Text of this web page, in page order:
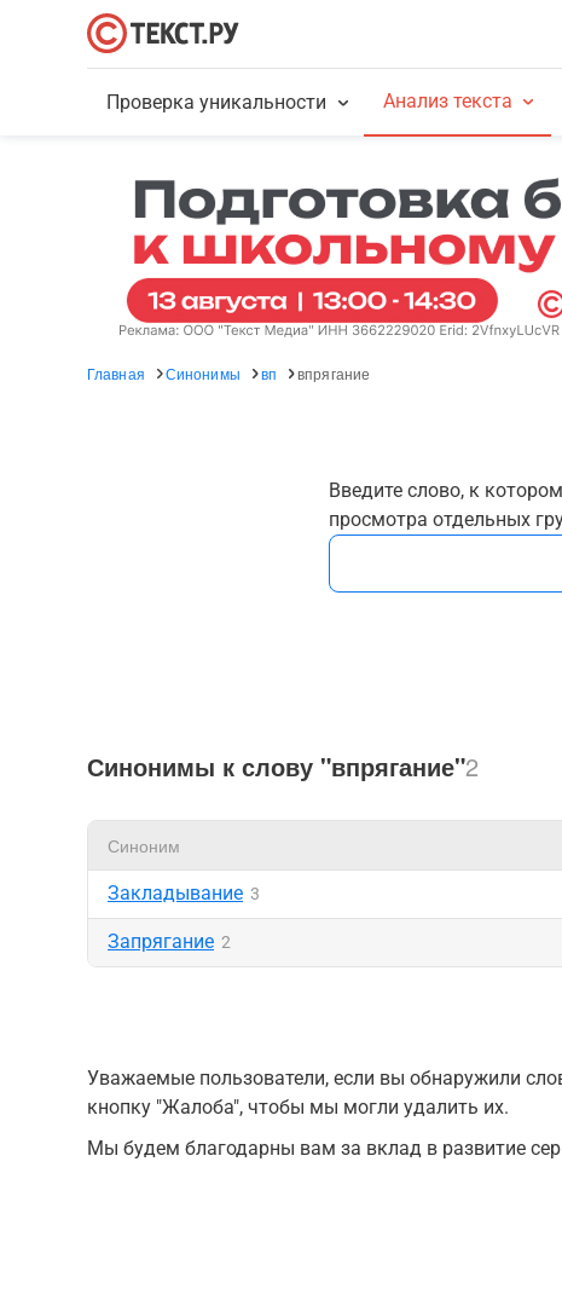
Проверка уникальности Анализ текста
Главная Синонимы вп впрягание
Введите слово, к
просмотра отдельных
Синонимы к слову "впрягание"2
Синоним
Закладывание 3
Запрягание 2
Уважаемые пользователи, если вы обнаружили
кнопку "Жалоба", чтобы мы могли удалить их.
Мы будем благодарны вам за вклад в развитие